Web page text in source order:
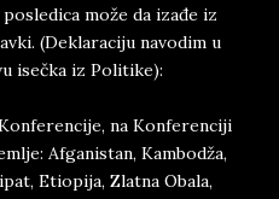
može da izađe iz
(Deklaraciju navodim u
isečka iz Politike):
na Konferenciji
Afganistan, Kambodža,
Etiopija, Zlatna Obala,